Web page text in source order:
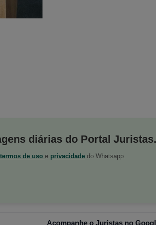
diárias do Portal Juristas.
termos de uso e privacidade do Whatsapp.
Acompanhe o Juristas no